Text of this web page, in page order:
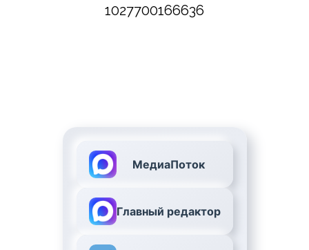
1027700166636
МедиаПоток
Главный редактор